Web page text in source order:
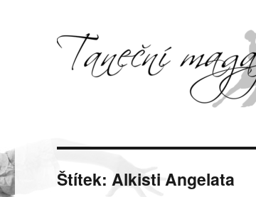
Štítek:Alkisti Angelata